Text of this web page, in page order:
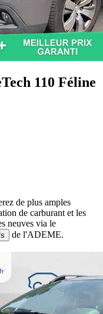
110 Féline
de plus amples
de carburant et les
neuves via le
de l'ADEME.